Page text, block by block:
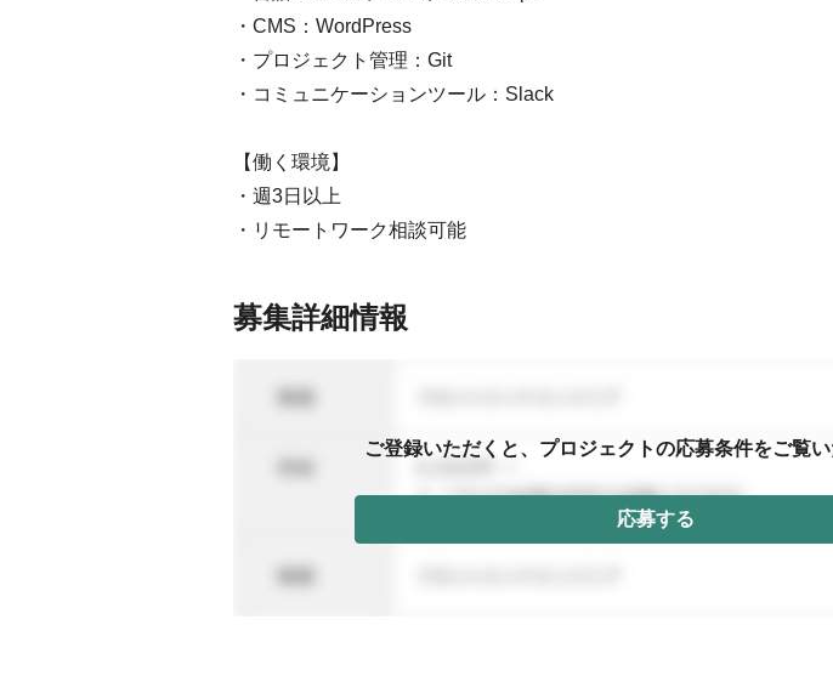
・CMS：WordPress
・プロジェクト管理：Git
・コミュニケーションツール：Slack
【働く環境】
・週3日以上
・リモートワーク相談可能
募集詳細情報
ご登録いただくと、プロジェクトの応募条件をご覧
応募する